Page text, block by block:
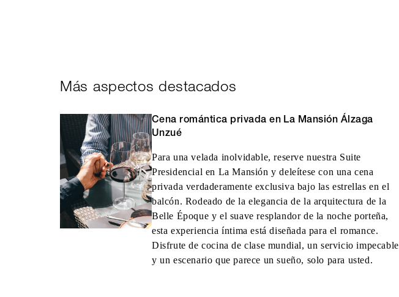
Más aspectos destacados
Cena romántica privada en La Mansión Álzaga
Unzué
Para una velada inolvidable, reserve nuestra Suite
Presidencial en La Mansión y deleítese con una cena
privada verdaderamente exclusiva bajo las estrellas en el
balcón. Rodeado de la elegancia de la arquitectura de la
Belle Époque y el suave resplandor de la noche porteña,
esta experiencia íntima está diseñada para el romance.
Disfrute de cocina de clase mundial, un servicio impecable
y un escenario que parece un sueño, solo para usted.